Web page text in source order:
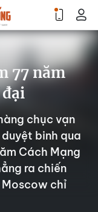
77 năm
chục vạn
binh qua
Cách Mạng
ra chiến
chỉ